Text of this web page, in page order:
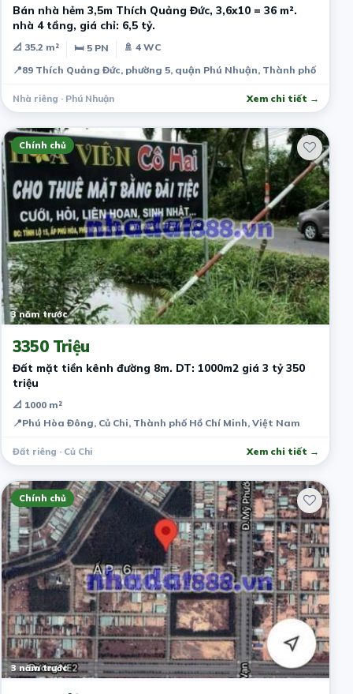
Bán nhà hẻm 3,5m Thích Quảng Đức, 3,6x10 = 36 m².
nhà 4 tầng, giá chỉ: 6,5 tỷ.
📐 35.2 m² 🛏 5 PN
🚿 4 WC
📍89 Thích Quảng Đức, phường 5, quận Phú Nhuận, Thành phố Hồ
Nhà riêng · Phú Nhuận Xem chi tiết →
Chính chủ
3 năm trước
3350 Triệu
Đất mặt tiền kênh đường 8m. DT: 1000m2 giá 3 tỷ 350
triệu
📐 1000 m²
📍Phú Hòa Đông, Củ Chi, Thành phố Hồ Chí Minh, Việt Nam
Đất riêng · Củ Chi Xem chi tiết →
Chính chủ
3 năm trước